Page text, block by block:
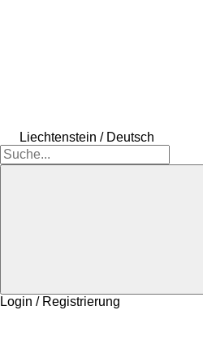
Liechtenstein / Deutsch
Login / Registrierung